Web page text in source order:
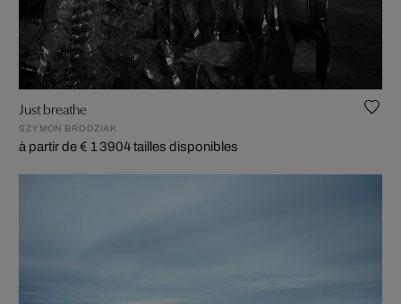
Just breathe
SZYMON BRODZIAK
à partir de € 1 3904 tailles disponibles